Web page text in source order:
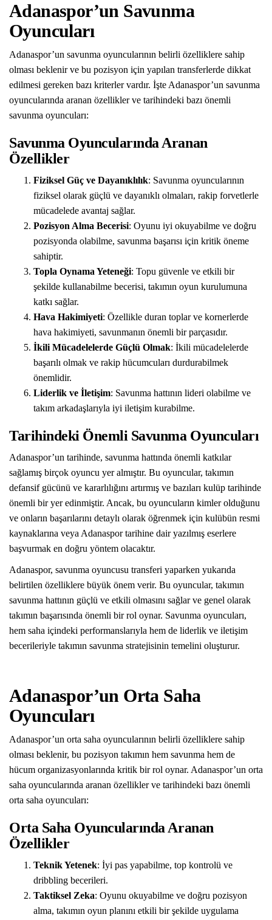
Adanaspor’un Savunma
Oyuncuları
Adanaspor’un savunma oyuncularının belirli özelliklere sahip
olması beklenir ve bu pozisyon için yapılan transferlerde dikkat
edilmesi gereken bazı kriterler vardır. İşte Adanaspor’un savunma
oyuncularında aranan özellikler ve tarihindeki bazı önemli
savunma oyuncuları:
Savunma Oyuncularında Aranan
Özellikler
Fiziksel Güç ve Dayanıklılık: Savunma oyuncularının
fiziksel olarak güçlü ve dayanıklı olmaları, rakip forvetlerle
mücadelede avantaj sağlar.
Pozisyon Alma Becerisi: Oyunu iyi okuyabilme ve doğru
pozisyonda olabilme, savunma başarısı için kritik öneme
sahiptir.
Topla Oynama Yeteneği: Topu güvenle ve etkili bir
şekilde kullanabilme becerisi, takımın oyun kurulumuna
katkı sağlar.
Hava Hakimiyeti: Özellikle duran toplar ve kornerlerde
hava hakimiyeti, savunmanın önemli bir parçasıdır.
İkili Mücadelelerde Güçlü Olmak: İkili mücadelelerde
başarılı olmak ve rakip hücumcuları durdurabilmek
önemlidir.
Liderlik ve İletişim: Savunma hattının lideri olabilme ve
takım arkadaşlarıyla iyi iletişim kurabilme.
Tarihindeki Önemli Savunma Oyuncuları
Adanaspor’un tarihinde, savunma hattında önemli katkılar
sağlamış birçok oyuncu yer almıştır. Bu oyuncular, takımın
defansif gücünü ve kararlılığını artırmış ve bazıları kulüp tarihinde
önemli bir yer edinmiştir. Ancak, bu oyuncuların kimler olduğunu
ve onların başarılarını detaylı olarak öğrenmek için kulübün resmi
kaynaklarına veya Adanaspor tarihine dair yazılmış eserlere
başvurmak en doğru yöntem olacaktır.
Adanaspor, savunma oyuncusu transferi yaparken yukarıda
belirtilen özelliklere büyük önem verir. Bu oyuncular, takımın
savunma hattının güçlü ve etkili olmasını sağlar ve genel olarak
takımın başarısında önemli bir rol oynar. Savunma oyuncuları,
hem saha içindeki performanslarıyla hem de liderlik ve iletişim
becerileriyle takımın savunma stratejisinin temelini oluşturur.
Adanaspor’un Orta Saha
Oyuncuları
Adanaspor’un orta saha oyuncularının belirli özelliklere sahip
olması beklenir, bu pozisyon takımın hem savunma hem de
hücum organizasyonlarında kritik bir rol oynar. Adanaspor’un orta
saha oyuncularında aranan özellikler ve tarihindeki bazı önemli
orta saha oyuncuları:
Orta Saha Oyuncularında Aranan
Özellikler
Teknik Yetenek: İyi pas yapabilme, top kontrolü ve
dribbling becerileri.
Taktiksel Zeka: Oyunu okuyabilme ve doğru pozisyon
alma, takımın oyun planını etkili bir şekilde uygulama